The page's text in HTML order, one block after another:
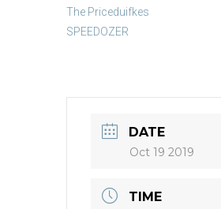
The Priceduifkes
SPEEDOZER
DATE
Oct 19 2019
TIME